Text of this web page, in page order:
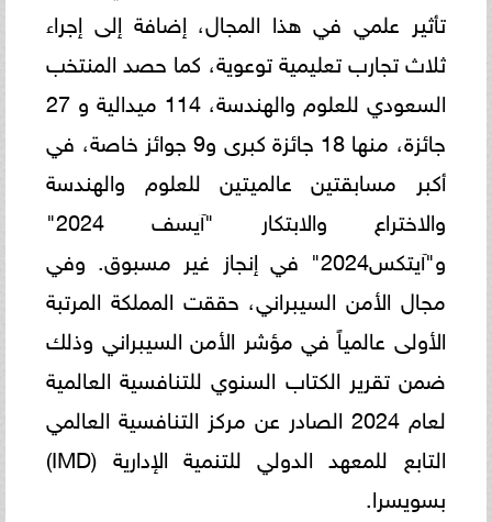
تأثير علمي في هذا المجال، إضافة إلى إجراء
ثلاث تجارب تعليمية توعوية، كما حصد المنتخب
السعودي للعلوم والهندسة، 114 ميدالية و 27
جائزة، منها 18 جائزة كبرى و9 جوائز خاصة، في
أكبر مسابقتين عالميتين للعلوم والهندسة
والاختراع والابتكار "آيسف 2024"
و"آيتكس2024" في إنجاز غير مسبوق. وفي
مجال الأمن السيبراني، حققت المملكة المرتبة
الأولى عالمياً في مؤشر الأمن السيبراني وذلك
ضمن تقرير الكتاب السنوي للتنافسية العالمية
لعام 2024 الصادر عن مركز التنافسية العالمي
التابع للمعهد الدولي للتنمية الإدارية (IMD)
بسويسرا.